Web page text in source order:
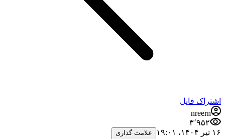
اشتراک فایل
nreern
۳٬۹۵۲
۱۶ تیر ۱۴۰۴،‏ ۱۹:۰۱
علامت گذاری